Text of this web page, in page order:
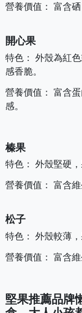
營養價值： 富含
開心果
特色： 外殼為紅
感香脆。
營養價值： 富含
感。
榛果
特色： 外殼堅硬
營養價值： 富含
松子
特色： 外殼較薄
營養價值： 富含
堅果推薦品牌